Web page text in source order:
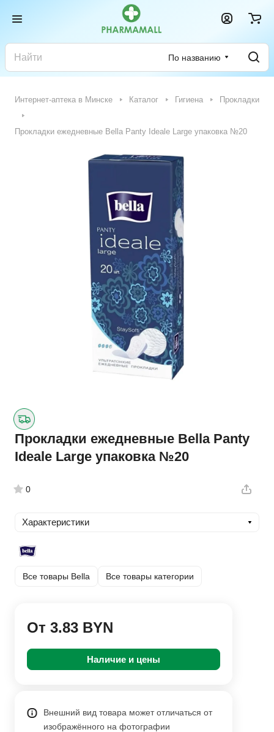
По названию
Интернет-аптека в Минске Каталог Гигиена Прокладки
Прокладки ежедневные Bella Panty Ideale Large упаковка №20
Прокладки ежедневные Bella Panty
Ideale Large упаковка №20
0
Характеристики
Все товары Bella Все товары категории
От 3.83 BYN
Наличие и цены
Внешний вид товара может отличаться от
изображённого на фотографии